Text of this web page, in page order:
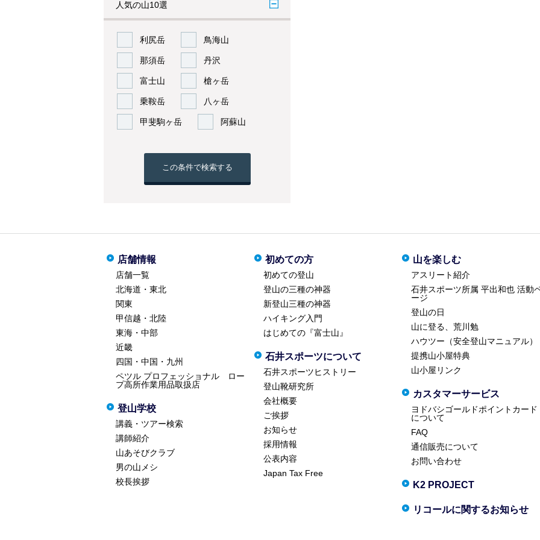
人気の山10選
利尻岳 鳥海山
那須岳 丹沢
富士山 槍ヶ岳
乗鞍岳 八ヶ岳
甲斐駒ヶ岳 阿蘇山
この条件で検索する
店舗情報
店舗一覧
北海道・東北
関東
甲信越・北陸
東海・中部
近畿
四国・中国・九州
ペツル プロフェッショナル ロー
プ高所作業用品取扱店
登山学校
講義・ツアー検索
講師紹介
山あそびクラブ
男の山メシ
校長挨拶
初めての方
初めての登山
登山の三種の神器
新登山三種の神器
ハイキング入門
はじめての『富士山』
石井スポーツについて
石井スポーツヒストリー
登山靴研究所
会社概要
ご挨拶
お知らせ
採用情報
公表内容
Japan Tax Free
山を楽しむ
アスリート紹介
石井スポーツ所属 平出和也 活動
ージ
登山の日
山に登る、荒川勉
ハウツー（安全登山マニュアル）
提携山小屋特典
山小屋リンク
カスタマーサービス
ヨドバシゴールドポイントカード
について
FAQ
通信販売について
お問い合わせ
K2 PROJECT
リコールに関するお知らせ